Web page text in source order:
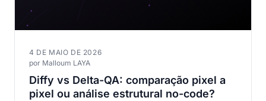
4 DE MAIO DE 2026
por Malloum LAYA
Diffy vs Delta-QA: comparação pixel a
pixel ou análise estrutural no-code?